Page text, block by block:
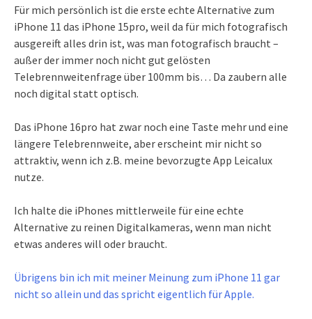
Für mich persönlich ist die erste echte Alternative zum
iPhone 11 das iPhone 15pro, weil da für mich fotografisch
ausgereift alles drin ist, was man fotografisch braucht –
außer der immer noch nicht gut gelösten
Telebrennweitenfrage über 100mm bis… Da zaubern alle
noch digital statt optisch.
Das iPhone 16pro hat zwar noch eine Taste mehr und eine
längere Telebrennweite, aber erscheint mir nicht so
attraktiv, wenn ich z.B. meine bevorzugte App Leicalux
nutze.
Ich halte die iPhones mittlerweile für eine echte
Alternative zu reinen Digitalkameras, wenn man nicht
etwas anderes will oder braucht.
Übrigens bin ich mit meiner Meinung zum iPhone 11 gar
nicht so allein und das spricht eigentlich für Apple.